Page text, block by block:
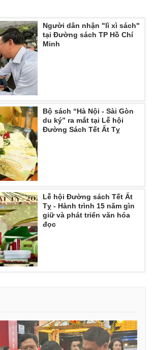
Người dân nhận "lì xì sách"
tại Đường sách TP Hồ Chí
Minh
Bộ sách “Hà Nội - Sài Gòn
du ký” ra mắt tại Lễ hội
Đường Sách Tết Ất Tỵ
Lễ hội Đường sách Tết Ất
Tỵ - Hành trình 15 năm gìn
giữ và phát triển văn hóa
đọc